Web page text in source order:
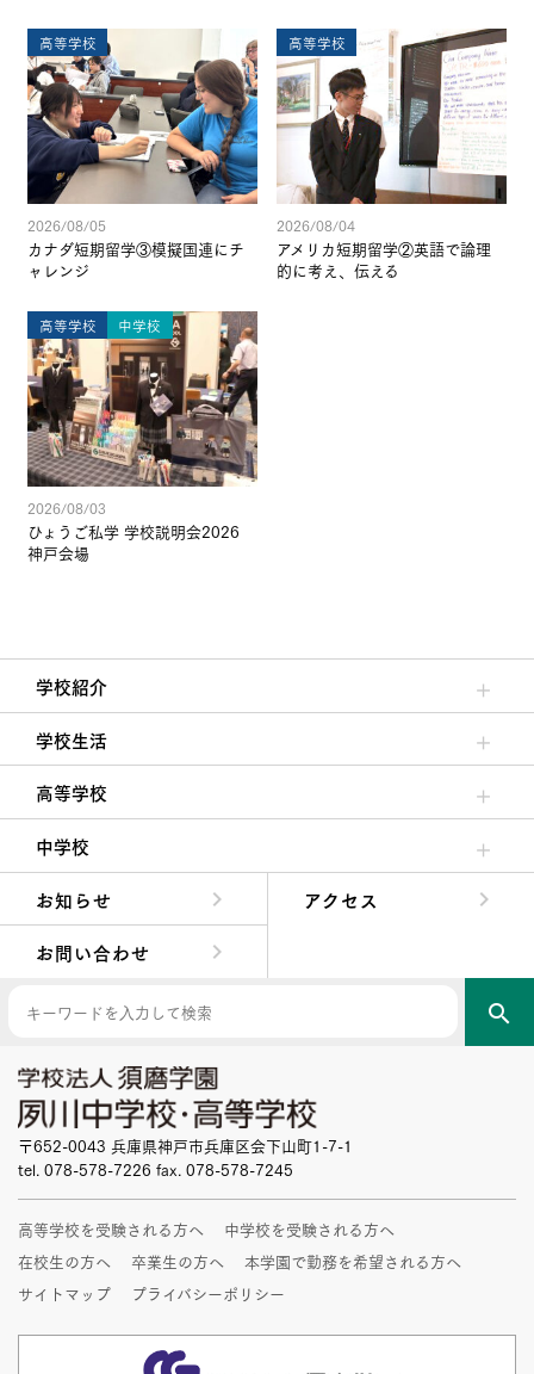
高等学校
2026/08/05
カナダ短期留学③模擬国連にチ
ャレンジ
高等学校
2026/08/04
アメリカ短期留学②英語で論理
的に考え、伝える
高等学校 中学校
2026/08/03
ひょうご私学 学校説明会2026
神戸会場
学校紹介
理事長/学園長メッセージ
安心して任せられる学校
沿革
施設・設備
大学合格実績
学校生活
クラブ活動・生徒会活動
夙川ブログ
制服紹介
夙川カレンダー
高等学校
高校校長からの挨拶
高校の教育方針／特色
特進コース／進学コース
年間行事
先輩たちの声・生徒たちの声
中学校
中学校長からの挨拶
中学校の教育方針／特色
Aコース／Bコース
年間行事
先輩たちの声・生徒たちの声
お知らせ
アクセス
お問い合わせ
search
〒652-0043 兵庫県神戸市兵庫区会下山町1-7-1
tel. 078-578-7226 fax. 078-578-7245
高等学校を受験される方へ
中学校を受験される方へ
在校生の方へ
卒業生の方へ
本学園で勤務を希望される方へ
サイトマップ
プライバシーポリシー